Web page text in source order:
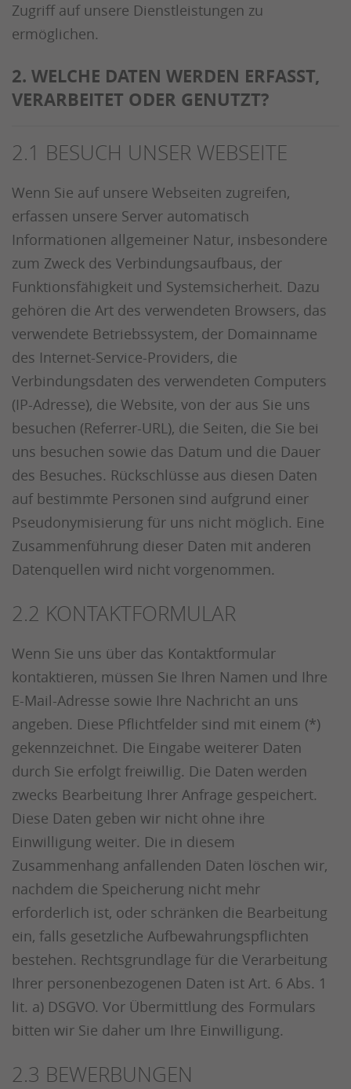
Zugriff auf unsere Dienstleistungen zu
ermöglichen.
2. WELCHE DATEN WERDEN ERFASST,
VERARBEITET ODER GENUTZT?
2.1 BESUCH UNSER WEBSEITE
Wenn Sie auf unsere Webseiten zugreifen,
erfassen unsere Server automatisch
Informationen allgemeiner Natur, insbesondere
zum Zweck des Verbindungsaufbaus, der
Funktionsfähigkeit und Systemsicherheit. Dazu
gehören die Art des verwendeten Browsers, das
verwendete Betriebssystem, der Domainname
des Internet-Service-Providers, die
Verbindungsdaten des verwendeten Computers
(IP-Adresse), die Website, von der aus Sie uns
besuchen (Referrer-URL), die Seiten, die Sie bei
uns besuchen sowie das Datum und die Dauer
des Besuches. Rückschlüsse aus diesen Daten
auf bestimmte Personen sind aufgrund einer
Pseudonymisierung für uns nicht möglich. Eine
Zusammenführung dieser Daten mit anderen
Datenquellen wird nicht vorgenommen.
2.2 KONTAKTFORMULAR
Wenn Sie uns über das Kontaktformular
kontaktieren, müssen Sie Ihren Namen und Ihre
E-Mail-Adresse sowie Ihre Nachricht an uns
angeben. Diese Pflichtfelder sind mit einem (*)
gekennzeichnet. Die Eingabe weiterer Daten
durch Sie erfolgt freiwillig. Die Daten werden
zwecks Bearbeitung Ihrer Anfrage gespeichert.
Diese Daten geben wir nicht ohne ihre
Einwilligung weiter. Die in diesem
Zusammenhang anfallenden Daten löschen wir,
nachdem die Speicherung nicht mehr
erforderlich ist, oder schränken die Bearbeitung
ein, falls gesetzliche Aufbewahrungspflichten
bestehen. Rechtsgrundlage für die Verarbeitung
Ihrer personenbezogenen Daten ist Art. 6 Abs. 1
lit. a) DSGVO. Vor Übermittlung des Formulars
bitten wir Sie daher um Ihre Einwilligung.
2.3 BEWERBUNGEN